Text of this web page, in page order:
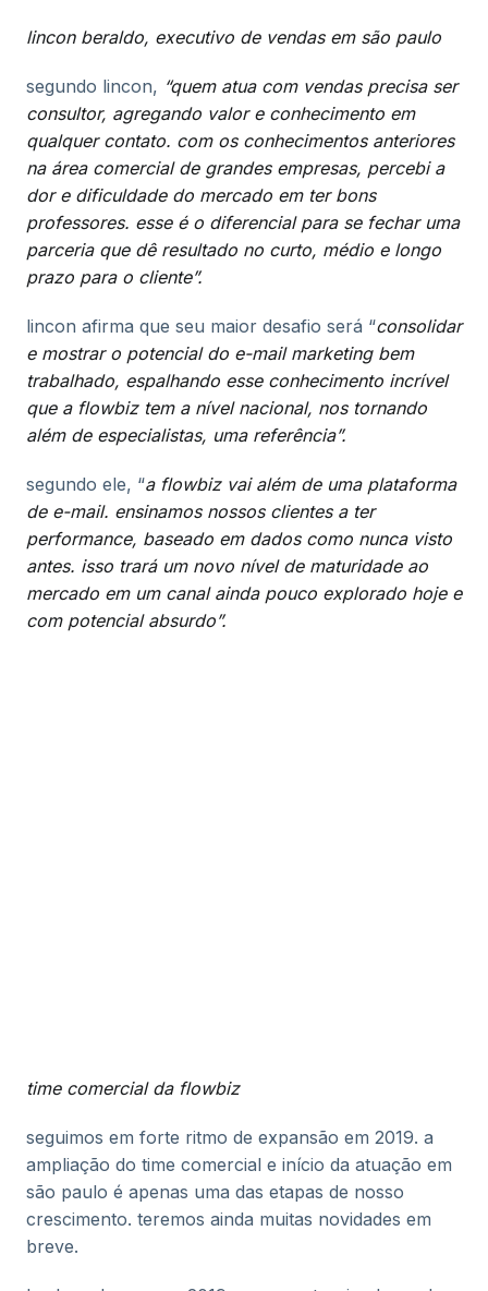
lincon beraldo, executivo de vendas em são paulo
segundo lincon, “quem atua com vendas precisa ser
consultor, agregando valor e conhecimento em
qualquer contato. com os conhecimentos anteriores
na área comercial de grandes empresas, percebi a
dor e dificuldade do mercado em ter bons
professores. esse é o diferencial para se fechar uma
parceria que dê resultado no curto, médio e longo
prazo para o cliente”.
lincon afirma que seu maior desafio será “consolidar
e mostrar o potencial do e-mail marketing bem
trabalhado, espalhando esse conhecimento incrível
que a flowbiz tem a nível nacional, nos tornando
além de especialistas, uma referência”.
segundo ele, “a flowbiz vai além de uma plataforma
de e-mail. ensinamos nossos clientes a ter
performance, baseado em dados como nunca visto
antes. isso trará um novo nível de maturidade ao
mercado em um canal ainda pouco explorado hoje e
com potencial absurdo”.
time comercial da flowbiz
seguimos em forte ritmo de expansão em 2019. a
ampliação do time comercial e início da atuação em
são paulo é apenas uma das etapas de nosso
crescimento. teremos ainda muitas novidades em
breve.